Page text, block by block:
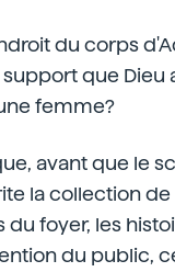
du corps
support que Dieu
femme?
avant que le
la collection
du foyer, les
du public,